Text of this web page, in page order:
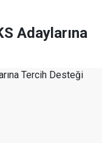
Adaylarına